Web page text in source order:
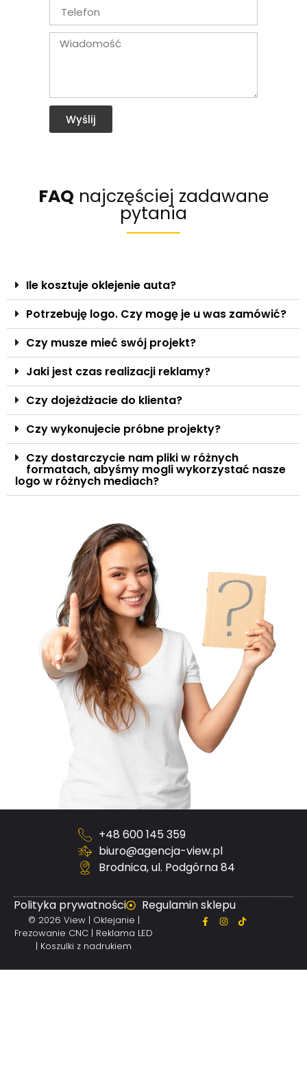
Wyślij
FAQ najczęściej zadawane
pytania
Ile kosztuje oklejenie auta?
Potrzebuję logo. Czy mogę je u was zamówić?
Czy musze mieć swój projekt?
Jaki jest czas realizacji reklamy?
Czy dojeżdżacie do klienta?
Czy wykonujecie próbne projekty?
Czy dostarczycie nam pliki w różnych
formatach, abyśmy mogli wykorzystać nasze
logo w różnych mediach?
+48 600 145 359
biuro@agencja-view.pl
Brodnica, ul. Podgórna 84
Polityka prywatności Regulamin sklepu
© 2026 View | Oklejanie |
Frezowanie CNC | Reklama LED
| Koszulki z nadrukiem